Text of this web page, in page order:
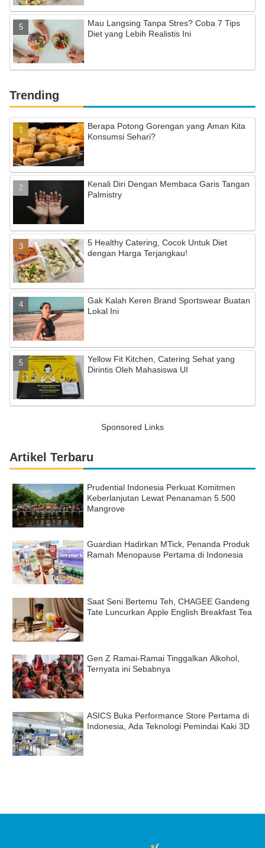
Mau Langsing Tanpa Stres? Coba 7 Tips
Diet yang Lebih Realistis Ini
Trending
Berapa Potong Gorengan yang Aman Kita
Konsumsi Sehari?
Kenali Diri Dengan Membaca Garis Tangan
Palmistry
5 Healthy Catering, Cocok Untuk Diet
dengan Harga Terjangkau!
Gak Kalah Keren Brand Sportswear Buatan
Lokal Ini
Yellow Fit Kitchen, Catering Sehat yang
Dirintis Oleh Mahasiswa UI
Sponsored Links
Artikel Terbaru
Prudential Indonesia Perkuat Komitmen
Keberlanjutan Lewat Penanaman 5.500
Mangrove
Guardian Hadirkan MTick, Penanda Produk
Ramah Menopause Pertama di Indonesia
Saat Seni Bertemu Teh, CHAGEE Gandeng
Tate Luncurkan Apple English Breakfast Tea
Gen Z Ramai-Ramai Tinggalkan Alkohol,
Ternyata ini Sebabnya
ASICS Buka Performance Store Pertama di
Indonesia, Ada Teknologi Pemindai Kaki 3D